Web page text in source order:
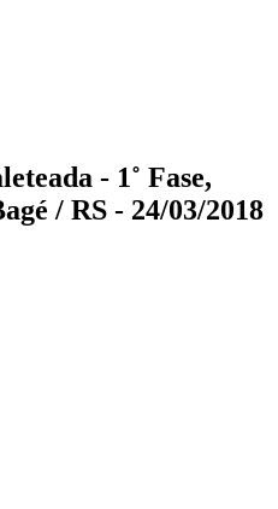
- 1˚ Fase,
/ RS - 24/03/2018